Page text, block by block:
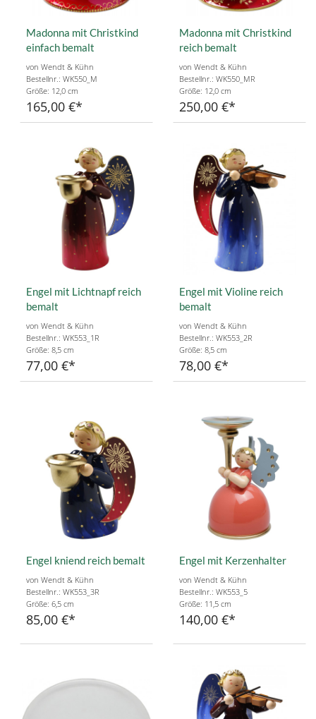
Madonna mit Christkind
einfach bemalt
von Wendt & Kühn
Bestellnr.: WK550_M
Größe: 12,0 cm
165,00 €
Madonna mit Christkind
reich bemalt
von Wendt & Kühn
Bestellnr.: WK550_MR
Größe: 12,0 cm
250,00 €
Engel mit Lichtnapf reich
bemalt
von Wendt & Kühn
Bestellnr.: WK553_1R
Größe: 8,5 cm
77,00 €
Engel mit Violine reich
bemalt
von Wendt & Kühn
Bestellnr.: WK553_2R
Größe: 8,5 cm
78,00 €
Engel kniend reich bemalt
von Wendt & Kühn
Bestellnr.: WK553_3R
Größe: 6,5 cm
85,00 €
Engel mit Kerzenhalter
von Wendt & Kühn
Bestellnr.: WK553_5
Größe: 11,5 cm
140,00 €